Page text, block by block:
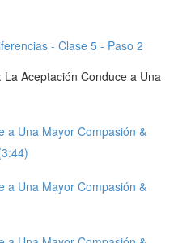
- Clase 5 - Paso 2
Aceptación Conduce a Una
a Una Mayor Compasión &
a Una Mayor Compasión &